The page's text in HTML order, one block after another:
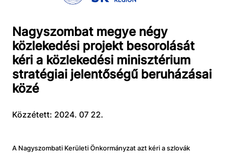
Nagyszombat megye négy
közlekedési projekt besorolását
kéri a közlekedési minisztérium
stratégiai jelentőségű beruházásai
közé
Közzétett: 2024. 07 22.
A Nagyszombati Kerületi Önkormányzat azt kéri a szlovák